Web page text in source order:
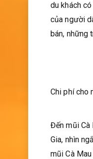
du khách
của người
bán, những
Chi phí cho
Đến mũi Cà
Gia, nhìn
mũi Cà